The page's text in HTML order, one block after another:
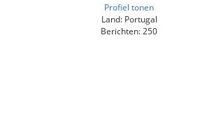
Profiel tonen
Land: Portugal
Berichten: 250